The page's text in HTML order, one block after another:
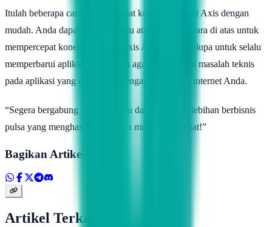
Itulah beberapa cara mempercepat koneksi internet Axis dengan
mudah. Anda dapat mencoba satu atau beberapa cara di atas untuk
mempercepat koneksi internet Axis Anda. Jangan lupa untuk selalu
memperbarui aplikasi Axis Anda agar tidak terjadi masalah teknis
pada aplikasi yang dapat mempengaruhi koneksi internet Anda.
“Segera bergabung di Topindoku dan nikmati kelebihan berbisnis
pulsa yang menghasilkan dengan mudah dan cepat!”
Bagikan Artikel
Artikel Terkait